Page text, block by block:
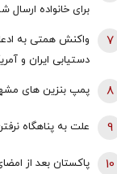
برای خانواده ارسال
واکنش همتی به
دستیابی ایران و
7
پمپ بنزین های 8
علت به پناهگاه 9
پاکستان بعد از
10